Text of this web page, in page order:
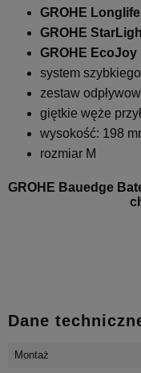
GROHE Longlife
GROHE
GROHE EcoJoy
system
zestaw
giętkie węże
wysokość: 198
rozmiar M
GROHE Bauedge
Dane
Montaż